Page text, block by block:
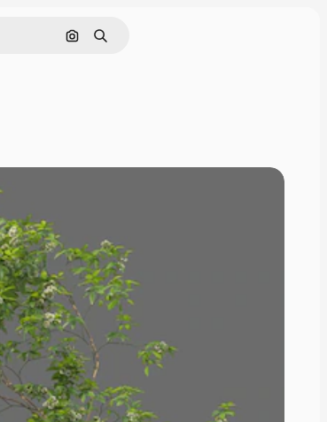
Cerca per immagine
Ricerca